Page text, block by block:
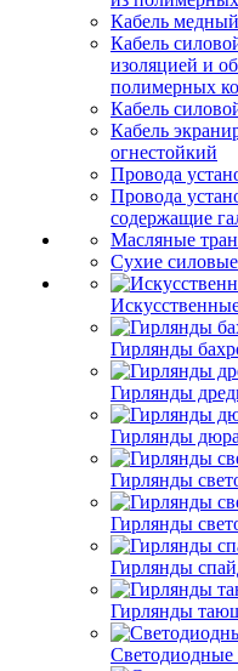
Кабель
Кабель
изоляцией и
полимерных
Кабель
Кабель
огнестойкий
Провода
Провода
содержащие
Масляные
Сухие
Гирлянды
Гирлянды
Гирлянды
Гирлянды
Гирлянды
Гирлянды
Гирлянды
Светодиодные